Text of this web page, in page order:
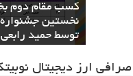
of the
Calligraphy
to Architecture
نسخه های
اطهار در
رضوی بارگزاری
کسب عنوان دوم
ایران توسط حمید
دعای عرفه با
حسین(ع) منتشر
کسب مقام دوم
نخستین
توسط حمید رابعی
صرافی ارز دیجیتال